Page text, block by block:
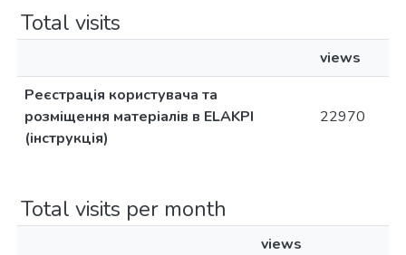
Total visits
views
Реєстрація користувача та
розміщення матеріалів в ELAKPI
(інструкція)
22970
Total visits per month
views